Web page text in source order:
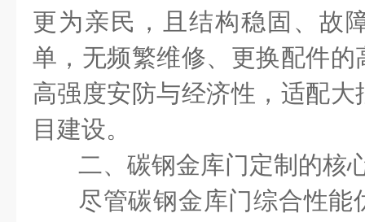
更为亲民，且结构稳固、故
单，无频繁维修、更换配件
高强度安防与经济性，适配
目建设。
二、碳钢金库门定制的核
尽管碳钢金库门综合性能